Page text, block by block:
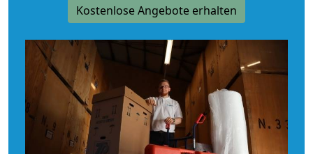
Kostenlose Angebote erhalten